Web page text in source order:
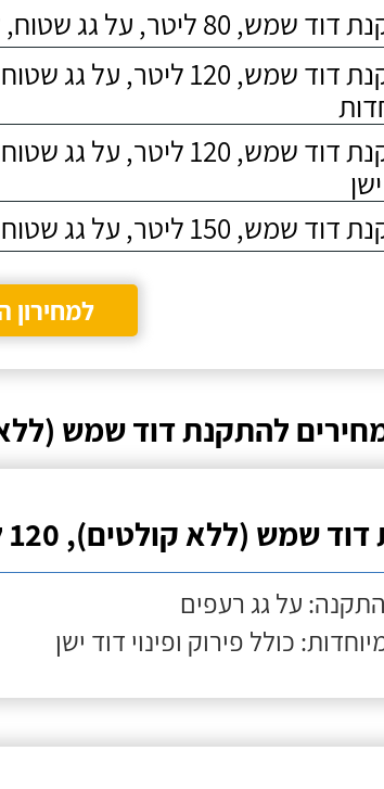
80 ליטר, על גג שטוח, ללא דרישות מיוחדות
התקנת דוד שמש, 120 ליטר,
התקנת דוד שמש, 120 ליטר,
150 ליטר, על גג שטוח, כולל התקנת מעמד
להתקנת דוד שמש
שמש (ללא קולטים), 120 ליטר
על גג רעפים
כולל פירוק ופינוי דוד ישן